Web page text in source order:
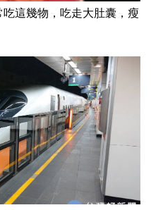
這幾物，吃走大肚囊，瘦